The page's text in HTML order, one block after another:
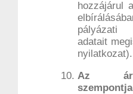
hozzájárul
pályázati
adatait
nyilatkozat).
Az